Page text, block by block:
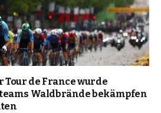
Tour de France wurde
Waldbrände bekämpfen